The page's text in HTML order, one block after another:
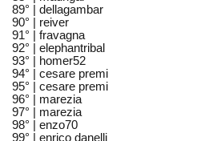
89° | dellagambar
90° | reiver
91° | fravagna
92° | elephantribal
93° |
homer52
94° | cesare premi
95° | cesare premi
96° | marezia
97° | marezia
98° | enzo70
99° | enrico danelli